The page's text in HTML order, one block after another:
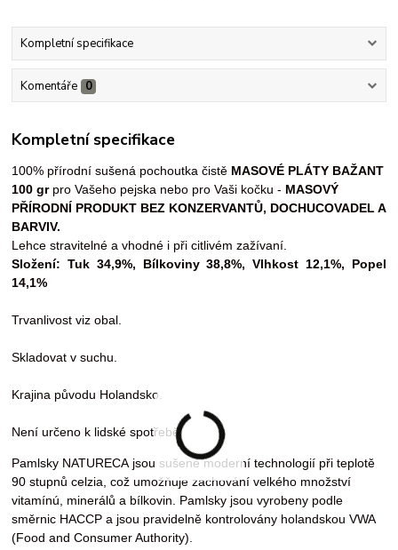
Kompletní specifikace
Komentáře 0
Kompletní specifikace
100% přírodní sušená pochoutka čistě MASOVÉ PLÁTY BAŽANT
100 gr pro Vašeho pejska nebo pro Vaši kočku - MASOVÝ
PŘÍRODNÍ PRODUKT BEZ KONZERVANTŮ, DOCHUCOVADEL A
BARVIV.
Lehce stravitelné a vhodné i při citlivém zažívaní.
Složení: Tuk 34,9%, Bílkoviny 38,8%, Vlhkost 12,1%, Popel
14,1%
Trvanlivost viz obal.
Skladovat v suchu.
Krajina původu Holandsko.
Není určeno k lidské spotřebě.
Pamlsky NATURECA jsou sušené moderní technologií při teplotě
90 stupnů celzia, což umožňuje zachování velkého množství
vitamínú, minerálů a bílkovin. Pamlsky jsou vyrobeny podle
směrnic HACCP a jsou pravidelně kontrolovány holandskou VWA
(Food and Consumer Authority).